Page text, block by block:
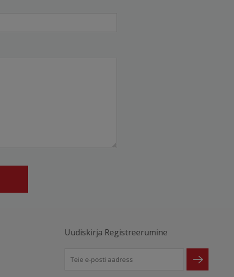
Uudiskirja Registreerumine